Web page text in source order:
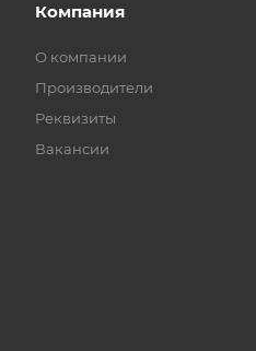
Компания
О компании
Производители
Реквизиты
Вакансии